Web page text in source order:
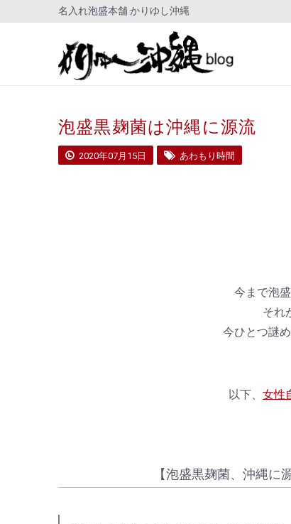
名入れ泡盛本舗 かりゆし沖縄
泡盛黒麹菌は沖縄に源流
2020年07月15日 あわもり時間
今まで泡
それ
今ひとつ謎
以下、 女性
【泡盛黒麹菌、沖縄